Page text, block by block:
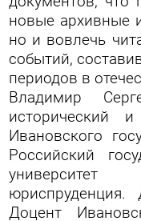
новые архивные
но и вовлечь
событий,
периодов в
Владимир
исторический
Ивановского
Российский
юриспруденция.
Доцент